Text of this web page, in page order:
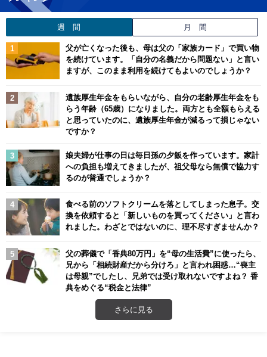
週 間 月 間
父が亡くなった後も、母は父の「家族カード」で買い物
を続けています。「自分の名義だから問題ない」と言い
ますが、このまま利用を続けてもよいのでしょうか？
遺族厚生年金をもらいながら、自分の老齢厚生年金をも
らう年齢（65歳）になりました。両方とも全額もらえる
と思っていたのに、遺族厚生年金が減るって損じゃない
ですか？
娘夫婦が仕事の日は毎日孫の夕飯を作っています。家計
への負担も増えてきましたが、祖父母なら無償で協力す
るのが普通でしょうか？
食べる前のソフトクリームを落としてしまった息子。交
換を依頼すると「新しいものを買ってください」と言わ
れました。わざとではないのに、理不尽すぎませんか？
父の葬儀で「香典80万円」を“母の生活費”に使ったら、
兄から「相続財産だから分けろ」と言われ困惑…“喪主
は母親”でしたし、兄弟では受け取れないですよね？ 香
典をめぐる“税金と法律”
さらに見る